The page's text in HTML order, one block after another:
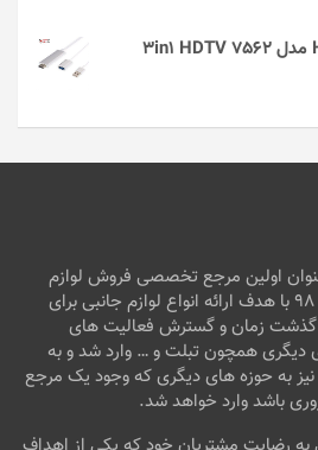
عنوان اولین مرجع تخصصی فروش لوازم
جانبی فعالیت خود را از سال ۹۸ با هدف ارائه انواع لوازم جانبی برای
گذشت زمان و گسترش فعالیت های
دیگری همچون تبلت و … وارد شد و به
نیز به حوزه های دیگری که وجود یک مرجع
باشد وارد خواهد شد.